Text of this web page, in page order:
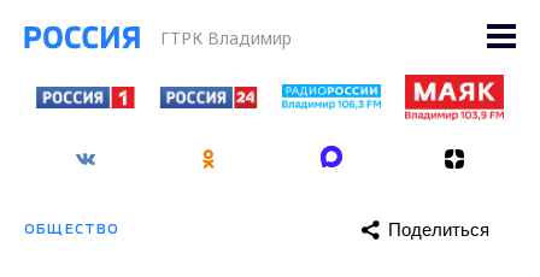
ГТРК Владимир
ОБЩЕСТВО Поделиться